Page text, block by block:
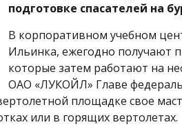
подготовке спасателей на
В корпоративном учебном
Ильинка, ежегодно получают
которые затем работают на
ОАО «ЛУКОЙЛ» Главе
площадке свое
или в горящих вертолетах.